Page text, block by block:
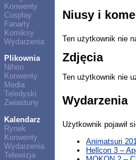
Konwenty
Cosplay
Fanarty
Komiksy
Wydarzenia
Plikownia
Nihon
Konwenty
Media
Teledyski
Zwiastuny
Kalendarz
Rynek
Konwenty
Wydarzenia
Telewizja
Niusy i
Ten użytkownik nie
Zdjęcia
Ten użytkownik nie
Wydarzenia
Użytkownik pojawił
Animatsuri
Hellcon 3 –